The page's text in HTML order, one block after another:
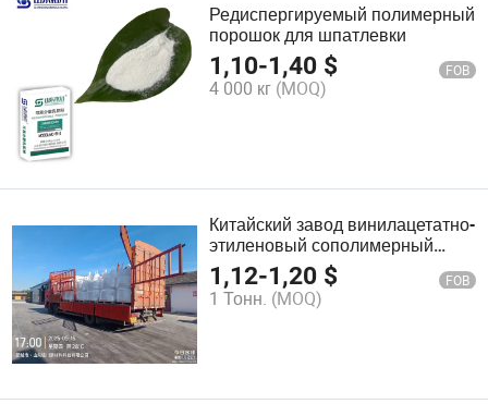
Редиспергируемый полимерный
порошок для шпатлевки
1,10-1,40 $ FOB
4 000 кг (MOQ)
Китайский завод винилацетатно-
этиленовый сополимерный
порошок, порошок RDP,
связующий раствор
1,12-1,20 $ FOB
1 Тонн. (MOQ)